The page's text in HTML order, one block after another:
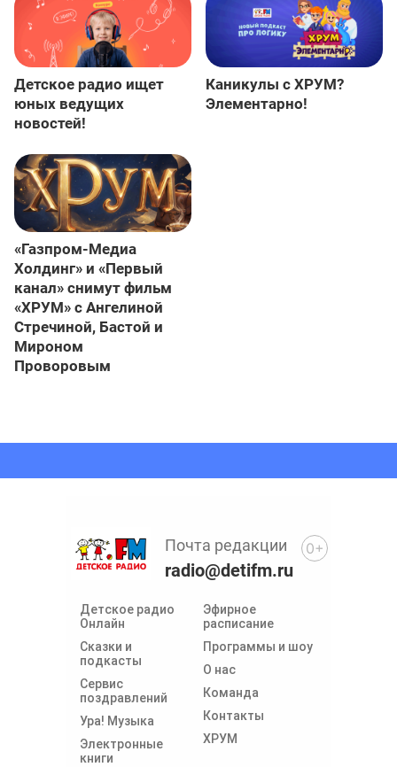
Детское радио ищет
юных ведущих
новостей!
Каникулы с ХРУМ?
Элементарно!
«Газпром-Медиа
Холдинг» и «Первый
канал» снимут фильм
«ХРУМ» с Ангелиной
Стречиной, Бастой и
Мироном
Проворовым
Детское радио
Онлайн
Сказки и
подкасты
Сервис
поздравлений
Ура! Музыка
Электронные
книги
Эфирное
расписание
Программы и шоу
О нас
Команда
Контакты
ХРУМ
Почта редакции
radio@detifm.ru
0+